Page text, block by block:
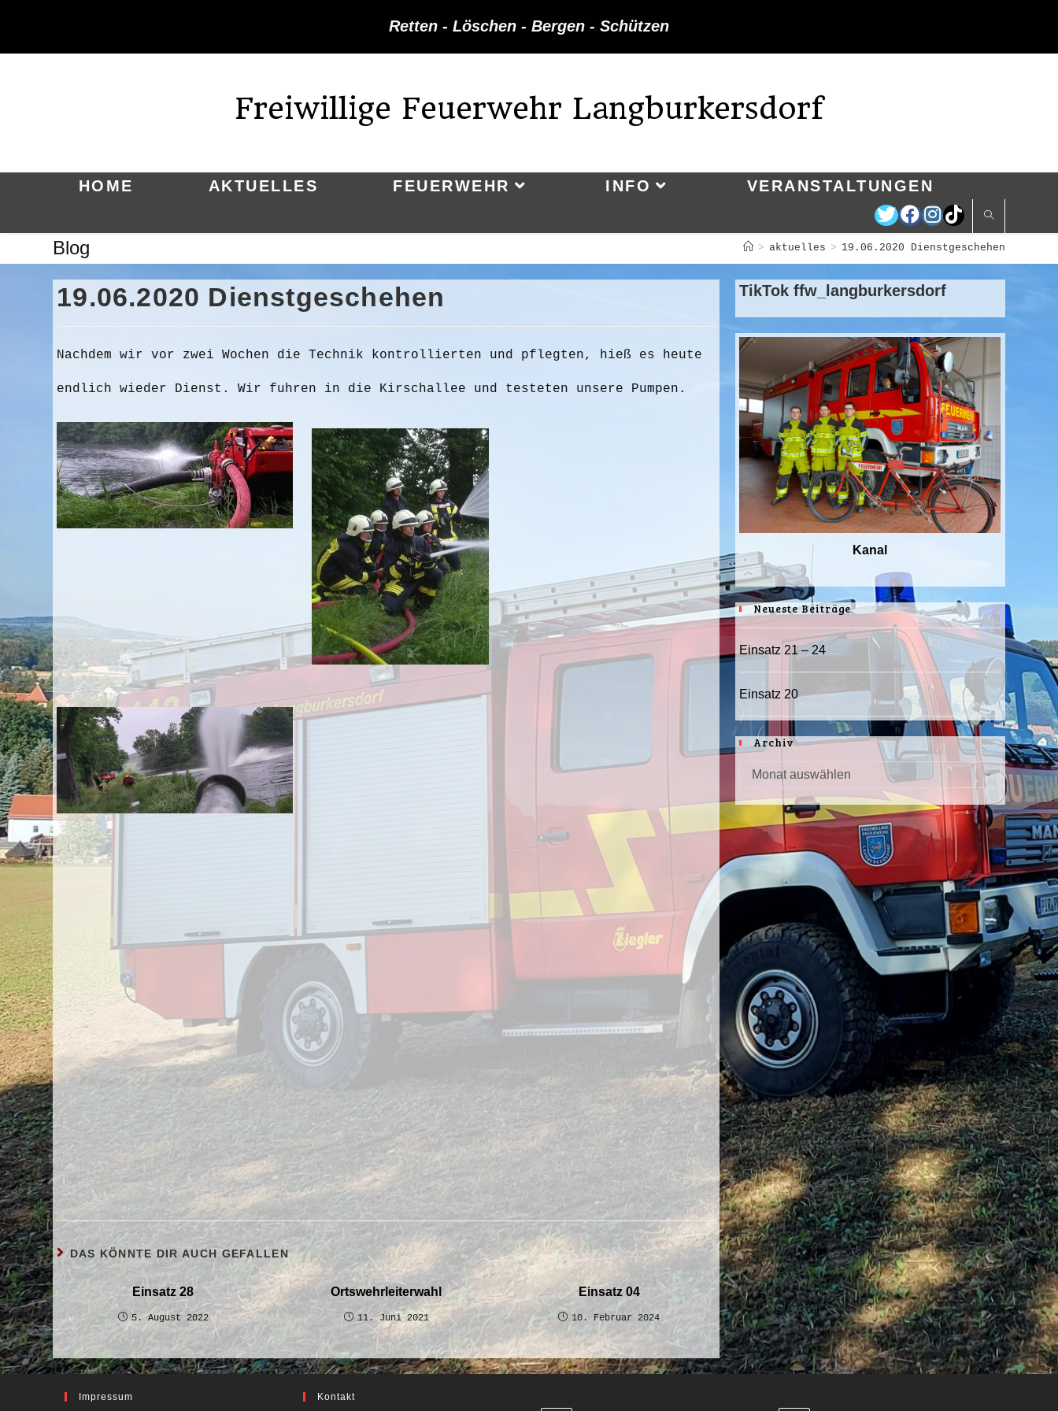
Retten - Löschen - Bergen - Schützen
Freiwillige Feuerwehr Langburkersdorf
HOME AKTUELLES FEUERWEHR INFO VERANSTALTUNGEN
Blog > aktuelles > 19.06.2020 Dienstgeschehen
19.06.2020 Dienstgeschehen
Nachdem wir vor zwei Wochen die Technik kontrollierten und pflegten, hieß es heute
endlich wieder Dienst. Wir fuhren in die Kirschallee und testeten unsere Pumpen.
DAS KÖNNTE DIR AUCH GEFALLEN
Einsatz 28
5. August 2022
Ortswehrleiterwahl
11. Juni 2021
Einsatz 04
10. Februar 2024
TikTok ffw_langburkersdorf
Kanal
Neueste Beiträge
Einsatz 21 – 24
Einsatz 20
Archiv
Archiv
Monat auswählen
Impressum Kontakt